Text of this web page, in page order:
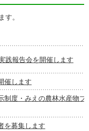
す。
践報告会を開催します
催します
制度・みえの農林水産物ブ
を募集します